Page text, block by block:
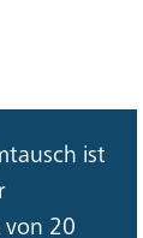
ist
von 20